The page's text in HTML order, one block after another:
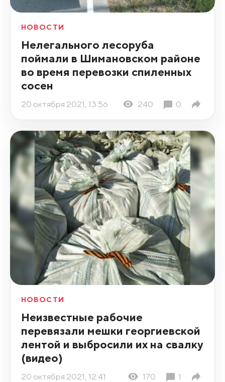
НОВОСТИ
Нелегального лесоруба
поймали в Шимановском районе
во время перевозки спиленных
сосен
20 октября 2021, 13:56 240 0
НОВОСТИ
Неизвестные рабочие
перевязали мешки георгиевской
лентой и выбросили их на свалку
(видео)
20 октября 2021, 12:41 170 1